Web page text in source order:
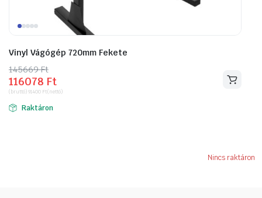
Vinyl Vágógép 720mm Fekete
145669Ft
Original
price
was:
145669 Ft.
116078 Ft
Current
price
is:
116078 Ft.
(bruttó)91400 Ft(nettó)
Raktáron
Nincs raktáron